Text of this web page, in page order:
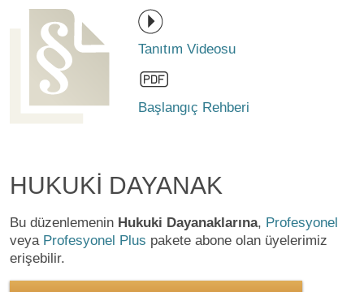
Tanıtım Videosu
Başlangıç Rehberi
HUKUKİ DAYANAK
Bu düzenlemenin Hukuki Dayanaklarına, Profesyonel
veya Profesyonel Plus pakete abone olan üyelerimiz
erişebilir.